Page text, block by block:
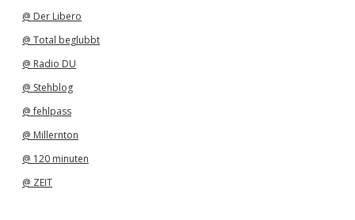
@ Der Libero
@ Total beglubbt
@ Radio DU
@ Stehblog
@ fehlpass
@ Millernton
@ 120 minuten
@ ZEIT